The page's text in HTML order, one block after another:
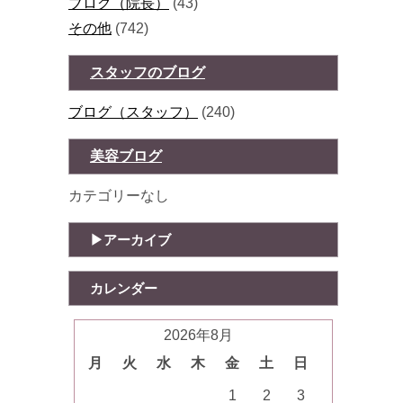
ブログ（院長）
(43)
その他 (742)
スタッフのブログ
ブログ（スタッフ） (240)
美容ブログ
カテゴリーなし
アーカイブ
カレンダー
2026年8月
月
火 水 木 金 土 日
1 2 3